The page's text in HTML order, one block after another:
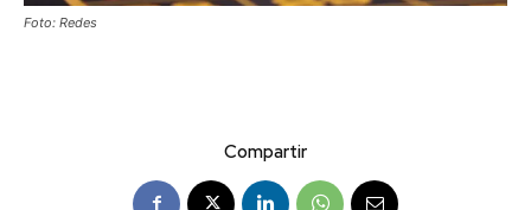
Foto: Redes
Compartir